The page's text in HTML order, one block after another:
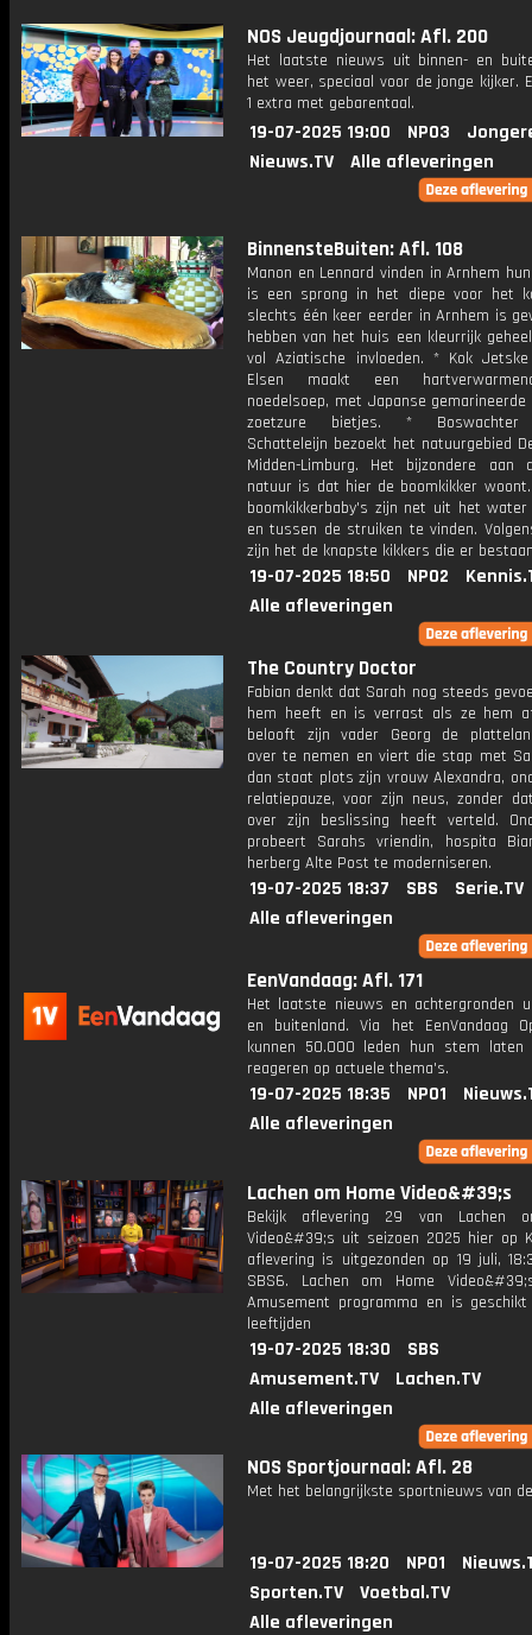
NOS Jeugdjournaal: Afl. 200
Het laatste nieuws uit binnen- en
het weer, speciaal voor de jonge kijker.
1 extra met gebarentaal.
19-07-2025 19:00 NPO3
Nieuws.TV
Alle afleveringen
BinnensteBuiten: Afl. 108
Manon en Lennard vinden in Arnhem
is een sprong in het diepe voor het
slechts één keer eerder in Arnhem is
hebben van het huis een kleurrijk
vol Aziatische invloeden. * Kok
Elsen maakt een
noedelsoep, met Japanse
zoetzure bietjes. * Boswachter
Schatteleijn bezoekt het natuurgebied
Midden-Limburg. Het bijzondere aan
natuur is dat hier de boomkikker
boomkikkerbaby's zijn net uit het water
en tussen de struiken te vinden.
zijn het de knapste kikkers die er
19-07-2025 18:50 NPO2
Alle afleveringen
The Country Doctor
Fabian denkt dat Sarah nog steeds
hem heeft en is verrast als ze hem
belooft zijn vader Georg de
over te nemen en viert die stap met
dan staat plots zijn vrouw Alexandra,
relatiepauze, voor zijn neus, zonder
over zijn beslissing heeft verteld.
probeert Sarahs vriendin, hospita
herberg Alte Post te moderniseren.
19-07-2025 18:37 SBS
Serie.TV
Alle afleveringen
EenVandaag: Afl. 171
Het laatste nieuws en achtergronden
en buitenland. Via het EenVandaag
kunnen 50.000 leden hun stem laten
reageren op actuele thema's.
19-07-2025 18:35 NPO1
Alle afleveringen
Lachen om Home Video&#39;s
Bekijk aflevering 29 van Lachen
Video&#39;s uit seizoen 2025 hier op
aflevering is uitgezonden op 19 juli,
SBS6. Lachen om Home
Amusement programma en is
leeftijden
19-07-2025 18:30
SBS
Amusement.TV
Lachen.TV
Alle afleveringen
NOS Sportjournaal: Afl. 28
Met het belangrijkste sportnieuws van
19-07-2025 18:20 NPO1
Sporten.TV
Voetbal.TV
Alle afleveringen